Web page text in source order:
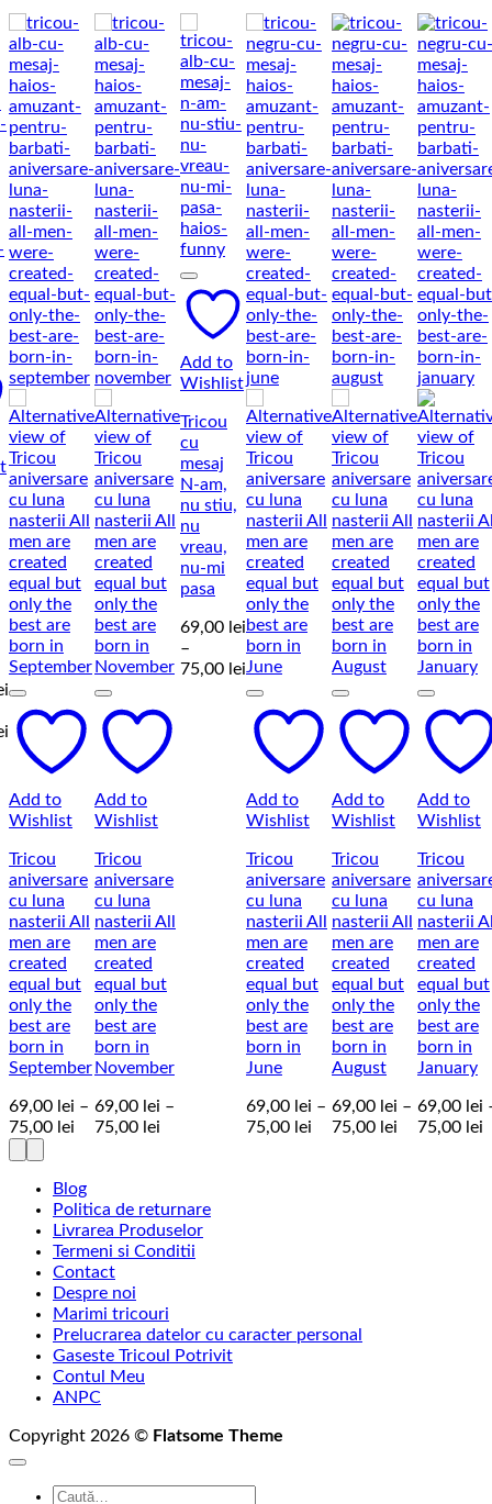
Add to
Wishlist
Tricou
aniversare
cu luna
nasterii All
men are
created
equal but
only the
best are
born in
September
69,00 lei –
75,00 leiInterval
69,00 lei
până
la
75,00 lei
Add to
Wishlist
Tricou
aniversare
cu luna
nasterii All
men are
created
equal but
only the
best are
born in
November
69,00 lei –
75,00 lei
până
la
75,00 lei
Add to
Wishlist
Tricou
cu
mesaj
N-am,
nu stiu,
nu
vreau,
nu-mi
pasa
69,00 lei
–
75,00 leiInterval
de
prețuri:
69,00 lei
până
75,00 lei
Add to
Wishlist
Tricou
aniversare
cu luna
nasterii All
men are
created
equal but
only the
best are
born in
June
69,00 lei –
75,00 leiInterval
Add to
Wishlist
Tricou
aniversare
cu luna
nasterii All
men are
created
equal but
only the
best are
born in
August
69,00 lei –
75,00 lei Interval
Add to
Wishlist
Tricou
cu luna
nasterii
men are
created
equal but
only the
best are
born in
January
69,00 lei
75,00 lei
Interval
de
prețuri:
69,00 lei
până
75,00 lei
Blog
Politica de returnare
Livrarea Produselor
Termeni si Conditii
Contact
Despre noi
Marimi tricouri
Prelucrarea datelor cu caracter personal
Gaseste Tricoul Potrivit
Contul Meu
ANPC
Copyright 2026 © Flatsome Theme
Caută